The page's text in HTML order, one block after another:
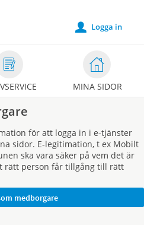
MINA SIDOR
u Logga in
för att logga in i e-tjänster
sidor. E-legitimation, t ex Mobilt
ska vara säker på vem det är
rätt person får tillgång till rätt